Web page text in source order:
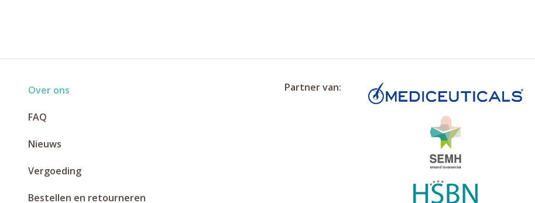
Over ons
FAQ
Nieuws
Vergoeding
Bestellen en retourneren
Partner van: